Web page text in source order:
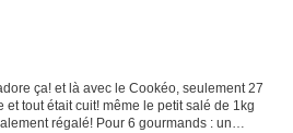
ça! et là avec le Cookéo, seulement 27
tout était cuit! même le petit salé de 1kg
régalé! Pour 6 gourmands : un